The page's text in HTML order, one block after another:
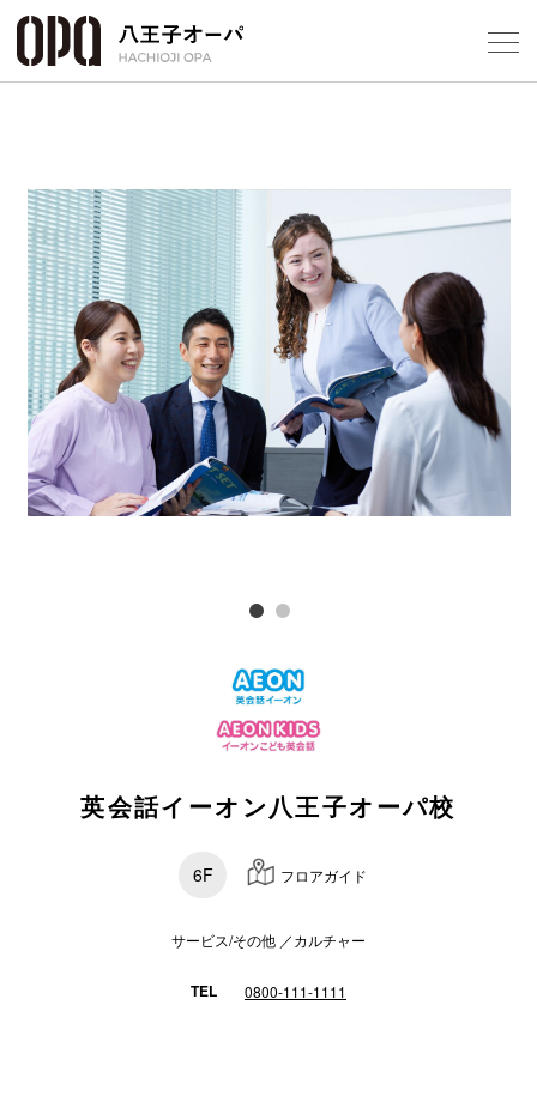
Previous Next
英会話イーオン八王子オーパ校
6F フロアガイド
サービス/その他 ／カルチャー
TEL 0800-111-1111
ショッ
レスト
施設案内
企業情報